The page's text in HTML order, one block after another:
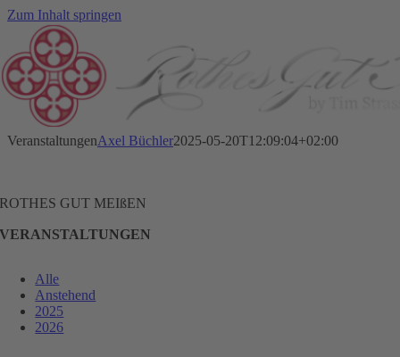
Zum Inhalt springen
VeranstaltungenAxel Büchler2025-05-20T12:09:04+02:00
ROTHES GUT MEIßEN
VERANSTALTUNGEN
Alle
Anstehend
2025
2026